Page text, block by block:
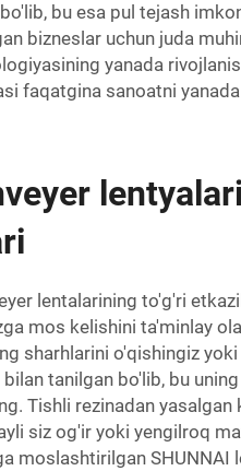
bu esa pul tejash
bizneslar uchun juda
yanada
faqatgina sanoatni
lentalarining to'g'ri
mos kelishini ta'minlay
sharhlarini o'qishingiz
tanilgan bo'lib, bu
Tishli rezinadan
siz og'ir yoki yengilroq
moslashtirilgan